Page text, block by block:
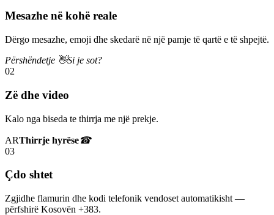
Mesazhe në kohë reale
Dërgo mesazhe, emoji dhe skedarë në një pamje të qartë e të shpejtë.
Përshëndetje 👋Si je sot?
02
Zë dhe video
Kalo nga biseda te thirrja me një prekje.
ARThirrje hyrëse☎
03
Çdo shtet
Zgjidhe flamurin dhe kodi telefonik vendoset automatikisht —
përfshirë Kosovën +383.